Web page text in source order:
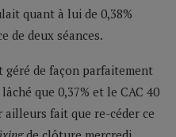
quant à lui de 0,38%
de deux séances.
de façon parfaitement
que 0,37% et le CAC 40
ailleurs fait que re-céder ce